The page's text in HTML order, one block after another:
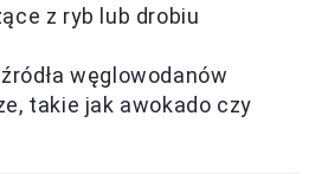
z ryb lub drobiu
węglowodanów
takie jak awokado czy